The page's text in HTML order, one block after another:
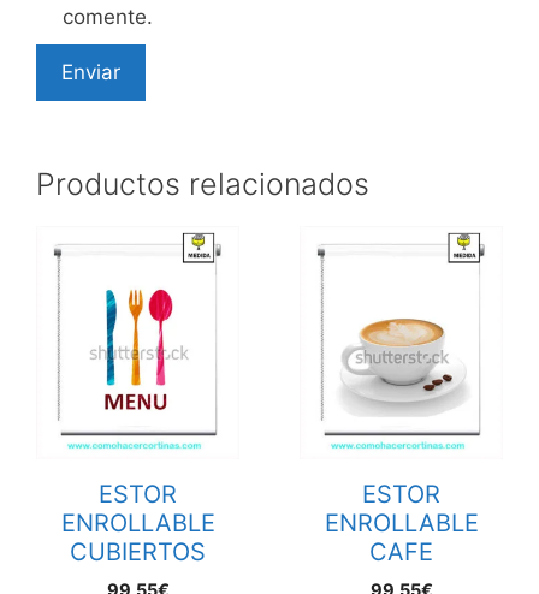
comente.
Productos relacionados
ESTOR
ENROLLABLE
CUBIERTOS
ESTOR
ENROLLABLE
CAFE